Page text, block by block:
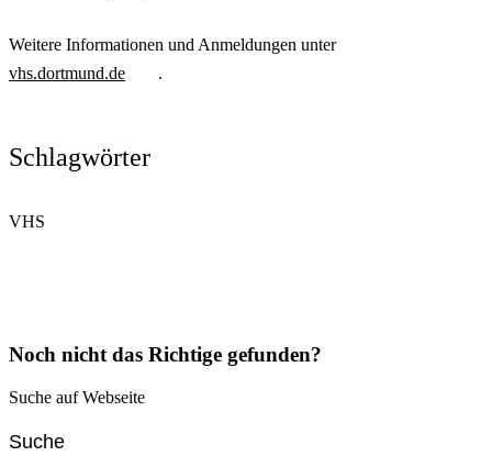
Weitere Informationen und Anmeldungen unter
vhs.dortmund.de
.
Schlagwörter
VHS
Noch nicht das Richtige gefunden?
Suche auf Webseite